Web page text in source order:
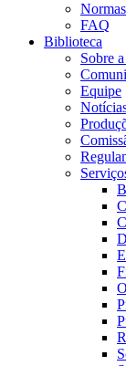
FAQ
Biblioteca
Sobre
Equipe